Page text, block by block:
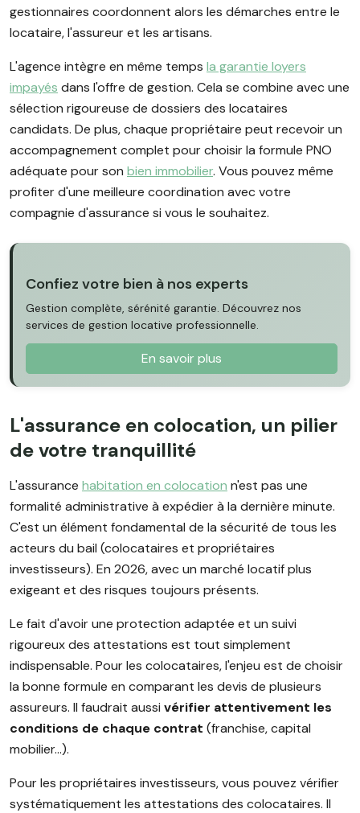
gestionnaires coordonnent alors les démarches entre le
locataire, l'assureur et les artisans.
L'agence intègre en même temps la garantie loyers
impayés dans l'offre de gestion. Cela se combine avec une
sélection rigoureuse de dossiers des locataires
candidats. De plus, chaque propriétaire peut recevoir un
accompagnement complet pour choisir la formule PNO
adéquate pour son bien immobilier. Vous pouvez même
profiter d'une meilleure coordination avec votre
compagnie d'assurance si vous le souhaitez.
Confiez votre bien à nos experts
Gestion complète, sérénité garantie. Découvrez nos
services de gestion locative professionnelle.
En savoir plus
L'assurance en colocation, un pilier
de votre tranquillité
L'assurance habitation en colocation n'est pas une
formalité administrative à expédier à la dernière minute.
C'est un élément fondamental de la sécurité de tous les
acteurs du bail (colocataires et propriétaires
investisseurs). En 2026, avec un marché locatif plus
exigeant et des risques toujours présents.
Le fait d'avoir une protection adaptée et un suivi
rigoureux des attestations est tout simplement
indispensable. Pour les colocataires, l'enjeu est de choisir
la bonne formule en comparant les devis de plusieurs
assureurs. Il faudrait aussi vérifier attentivement les
conditions de chaque contrat (franchise, capital
mobilier...).
Pour les propriétaires investisseurs, vous pouvez vérifier
systématiquement les attestations des colocataires. Il